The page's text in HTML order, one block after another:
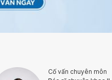
Cố vấn chuyên môn